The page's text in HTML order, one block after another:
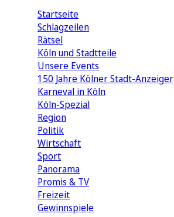
Startseite
Schlagzeilen
Rätsel
Köln und Stadtteile
Unsere Events
150 Jahre Kölner Stadt-Anzeiger
Karneval in Köln
Köln-Spezial
Region
Politik
Wirtschaft
Sport
Panorama
Promis & TV
Freizeit
Gewinnspiele